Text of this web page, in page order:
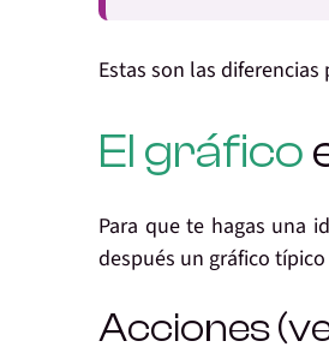
Estas son las
El gráfico
Para que te hagas una
después un gráfico
Acciones